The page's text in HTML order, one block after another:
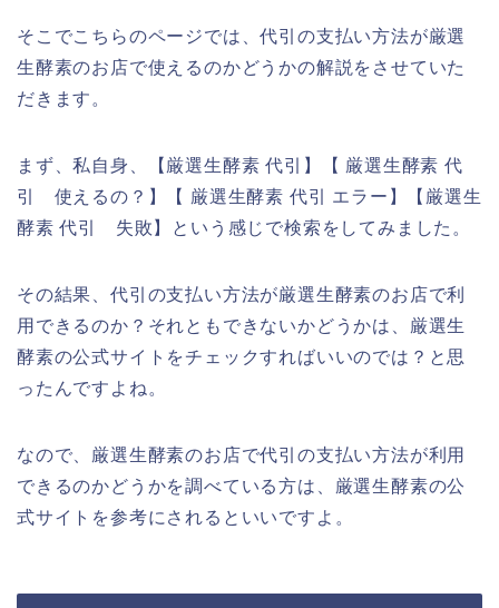
そこでこちらのページでは、代引の支払い方法が厳選
生酵素のお店で使えるのかどうかの解説をさせていた
だきます。
まず、私自身、【厳選生酵素 代引】【 厳選生酵素 代
引 使えるの？】【 厳選生酵素 代引 エラー】【厳選生
酵素 代引 失敗】という感じで検索をしてみました。
その結果、代引の支払い方法が厳選生酵素のお店で利
用できるのか？それともできないかどうかは、厳選生
酵素の公式サイトをチェックすればいいのでは？と思
ったんですよね。
なので、厳選生酵素のお店で代引の支払い方法が利用
できるのかどうかを調べている方は、厳選生酵素の公
式サイトを参考にされるといいですよ。